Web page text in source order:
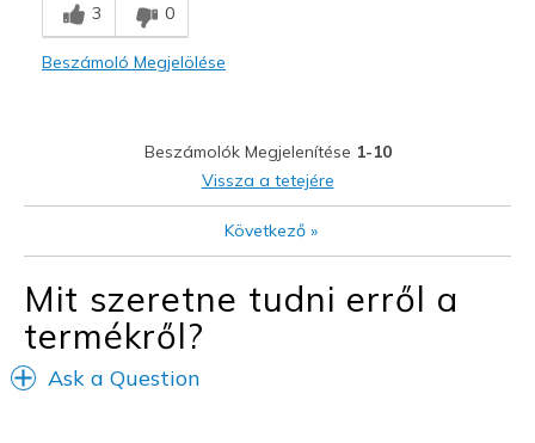
Legjobb használat
Casual Wear
Feels true to size
Shoes are for Wearing
3 0
Beszámoló Megjelölése
Beszámolók Megjelenítése 1-10
Vissza a tetejére
Következő»
Mit szeretne tudni erről a
termékről?
Ask a Question